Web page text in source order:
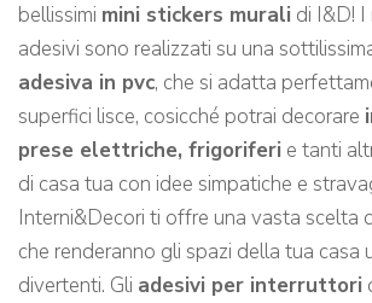
bellissimi mini stickers murali di I&D! I
adesivi sono realizzati su una
adesiva in pvc, che si adatta
superfici lisce, cosicché potrai decorare
prese elettriche, frigoriferi e tanti
di casa tua con idee simpatiche e
Interni&Decori ti offre una vasta scelta
che renderanno gli spazi della tua casa
divertenti. Gli adesivi per interruttori